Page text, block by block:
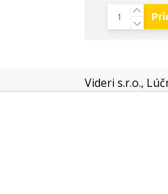
Videri s.r.o.,